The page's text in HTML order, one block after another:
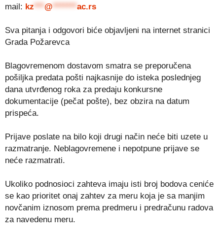
mail: kz***@*******ac.rs
Sva pitanja i odgovori biće objavljeni na internet stranici
Grada Požarevca
Blagovremenom dostavom smatra se preporučena
pošiljka predata pošti najkasnije do isteka poslednjeg
dana utvrđenog roka za predaju konkursne
dokumentacije (pečat pošte), bez obzira na datum
prispeća.
Prijave poslate na bilo koji drugi način neće biti uzete u
razmatranje. Neblagovremene i nepotpune prijave se
neće razmatrati.
Ukoliko podnosioci zahteva imaju isti broj bodova ceniće
se kao prioritet onaj zahtev za meru koja je sa manjim
novčanim iznosom prema predmeru i predračunu radova
za navedenu meru.